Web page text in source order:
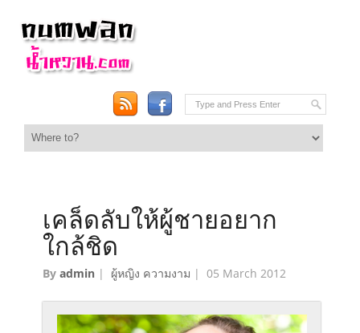
เคล็ดลับให้ผู้ชายอยาก
ใกล้ชิด
Byadmin | ผู้หญิง ความงาม |05 March 2012